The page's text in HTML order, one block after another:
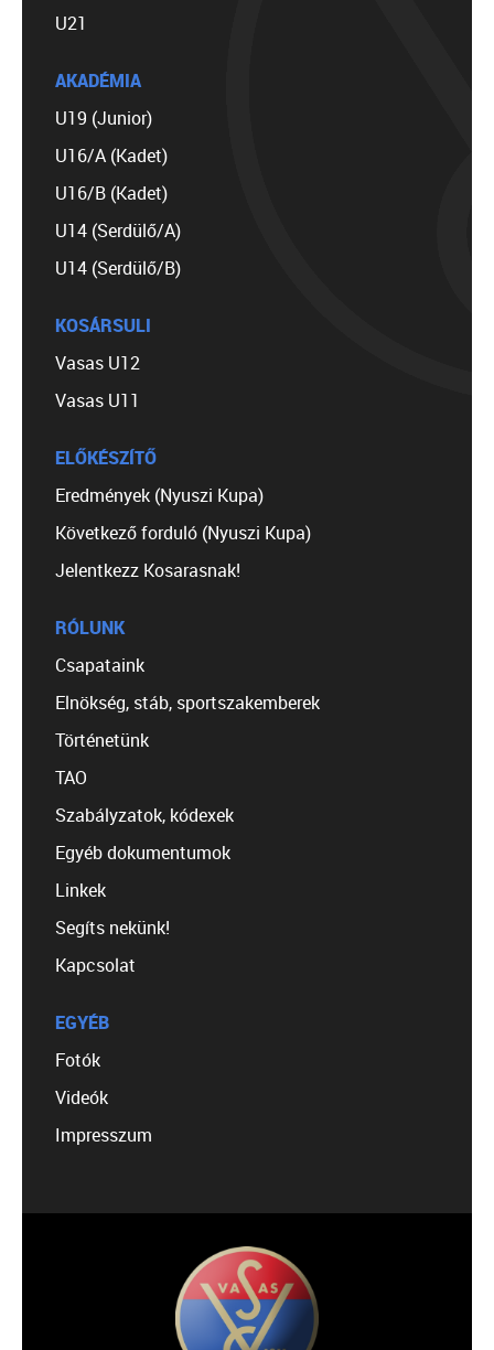
U21
AKADÉMIA
U19 (Junior)
U16/A (Kadet)
U16/B (Kadet)
U14 (Serdülő/A)
U14 (Serdülő/B)
KOSÁRSULI
Vasas U12
Vasas U11
ELŐKÉSZÍTŐ
Eredmények (Nyuszi Kupa)
Következő forduló (Nyuszi Kupa)
Jelentkezz Kosarasnak!
RÓLUNK
Csapataink
Elnökség, stáb, sportszakemberek
Történetünk
TAO
Szabályzatok, kódexek
Egyéb dokumentumok
Linkek
Segíts nekünk!
Kapcsolat
EGYÉB
Fotók
Videók
Impresszum